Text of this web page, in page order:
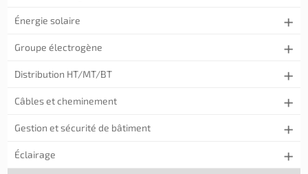
Énergie solaire
Groupe électrogène
Distribution HT/MT/BT
Câbles et cheminement
Gestion et sécurité de bâtiment
Éclairage